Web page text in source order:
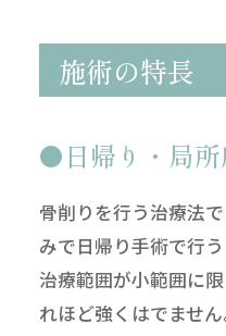
施術の特長
日帰り・局
骨削りを行う治療法
みで日帰り手術で行う
治療範囲が小範囲に
れほど強くはでません